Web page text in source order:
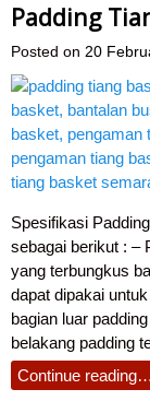
Padding
Posted on 20
Spesifikasi
sebagai berikut : –
yang terbungkus
dapat dipakai
bagian luar
belakang padding
Continue reading…